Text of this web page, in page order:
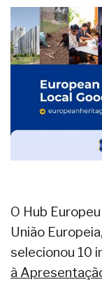
O Hub
União
selecionou 10
à